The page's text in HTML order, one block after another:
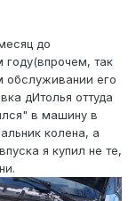
до
году(впрочем, так
обслуживании его
дИтолья оттуда
в машину в
колена, а
я купил не те,